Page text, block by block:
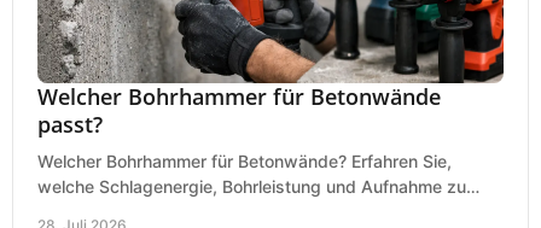
Welcher Bohrhammer für Betonwände
passt?
Welcher Bohrhammer für Betonwände? Erfahren Sie,
welche Schlagenergie, Bohrleistung und Aufnahme zu